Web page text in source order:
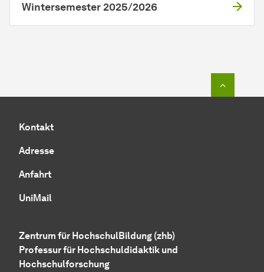
Wintersemester 2025/2026
Kontakt
Adresse
Anfahrt
UniMail
Zentrum für HochschulBildung (zhb)
Professur für Hochschuldidaktik und
Hochschulforschung